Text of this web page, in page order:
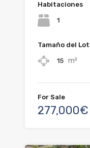
Habitaciones
1
Tamaño del
15 m²
For Sale
277,000€